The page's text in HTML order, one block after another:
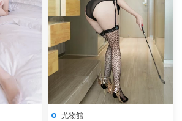
尤物館